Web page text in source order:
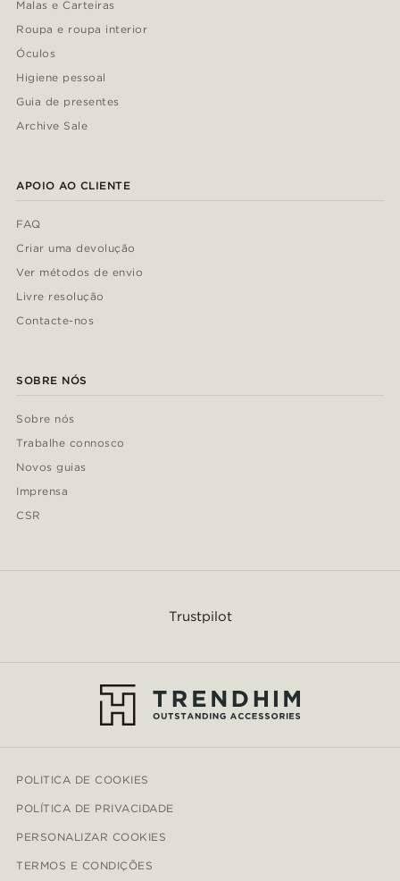
Malas e Carteiras
Roupa e roupa interior
Óculos
Higiene pessoal
Guia de presentes
Archive Sale
APOIO AO CLIENTE
FAQ
Criar uma devolução
Ver métodos de envio
Livre resolução
Contacte-nos
SOBRE NÓS
Sobre nós
Trabalhe connosco
Novos guias
Imprensa
CSR
Trustpilot
POLITICA DE COOKIES
POLÍTICA DE PRIVACIDADE
PERSONALIZAR COOKIES
TERMOS E CONDIÇÕES